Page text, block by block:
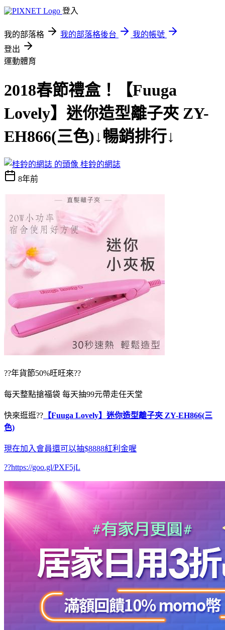
登入
我的部落格 我的部落格後台
我的帳號
登出
運動體育
2018春節禮盒！【Fuuga
Lovely】迷你造型離子夾 ZY-
EH866(三色)↓暢銷排行↓
桂鈴的網誌
8年前
??年貨節50%旺旺來??
每天整點搶福袋 每天抽99元帶走任天堂
快來逛逛?? 【Fuuga Lovely】迷你造型離子夾 ZY-EH866(三
色)
現在加入會員還可以抽$8888紅利金喔
??https://goo.gl/PXF5jL